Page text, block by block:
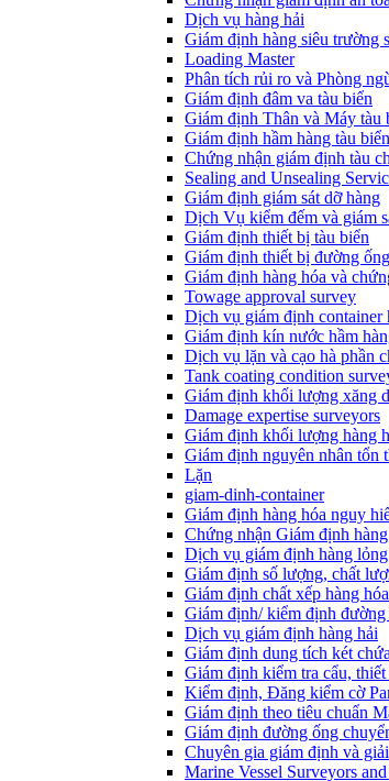
Dịch vụ hàng hải
Giám định hàng siêu trường
Loading Master
Phân tích rủi ro và Phòng
​Giám định đâm va tàu biển
Giám định Thân và Máy tàu
​Giám định hầm hàng tàu
Chứng nhận giám định tàu
Sealing and Unsealing
Giám định giám sát dỡ hàng
Dịch Vụ kiểm đếm và giám
Giám định thiết bị tàu biển
Giám định thiết bị đường
Giám định hàng hóa và
Towage approval survey
Dịch vụ giám định container
Giám định kín nước hầm
Dịch vụ lặn và cạo hà phần
Tank coating condition
Giám định khối lượng xăng
Damage expertise surveyors
Giám định khối lượng hàng
Giám định nguyên nhân tổn
Lặn
giam-dinh-container
Giám định hàng hóa nguy
Chứng nhận Giám định
Dịch vụ giám định hàng
Giám định số lượng, chất
Giám định chất xếp hàng
Giám định/ kiểm định đường
Dịch vụ giám định hàng hải
Giám định dung tích két
Giám định kiểm tra cẩu,
Kiểm định, Đăng kiểm cờ
Giám định theo tiêu chuẩn
Giám định đường ống
Chuyên gia giám định và
Marine Vessel Surveyors